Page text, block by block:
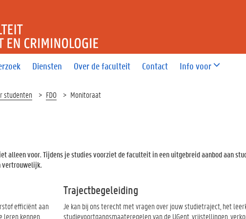
Diensten Over de faculteit Contact Info voor
RECHT EN CRIMINOLOGIE
studenten FDO Monitoraat
alleen voor. Tijdens je studies voorziet de faculteit in een uitgebreid aanbod aan
vertrouwelijk.
efficiënt aan
leren kennen.
Trajectbegeleiding
Je kan bij ons terecht met vragen over jouw studietraject, het
studievoortgangsmaateregelen van de UGent, vrijstellingen,